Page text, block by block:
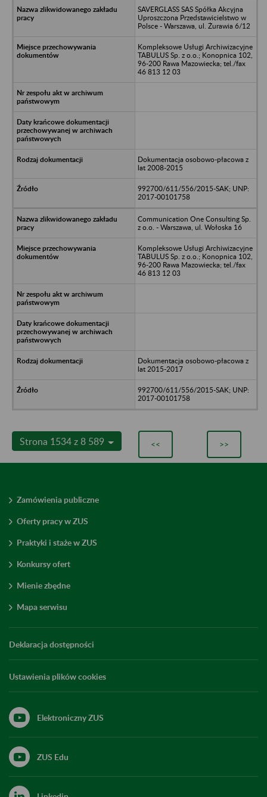
SAVERGLASS SAS Spółka Akcyjna
Uproszczona Przedstawicielstwo w
Polsce - Warszawa, ul. Żurawia 6/12
Kompleksowe Usługi Archiwizacyjne
TABULUS Sp. z o.o.; Konopnica 102,
96-200 Rawa Mazowiecka; tel./fax
46 813 12 03
Dokumentacja osobowo-płacowa z
lat 2008-2015
992700/611/556/2015-SAK; UNP:
2017-00101758
Communication One Consulting Sp.
z o.o. - Warszawa, ul. Wołoska 16
Kompleksowe Usługi Archiwizacyjne
TABULUS Sp. z o.o.; Konopnica 102,
96-200 Rawa Mazowiecka; tel./fax
46 813 12 03
Dokumentacja osobowo-płacowa z
lat 2015-2017
992700/611/556/2015-SAK; UNP:
2017-00101758
Strona 1534 z 8 589 << >>
Zamówienia publiczne
Oferty pracy w ZUS
Praktyki i staże w ZUS
Konkursy ofert
Mienie zbędne
Mapa serwisu
Deklaracja dostępności
Ustawienia plików cookies
Elektroniczny ZUS
ZUS Edu